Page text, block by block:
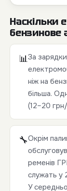
Наскільки
бензинове
📊За
ніж на
більша.
(12–20
🔧Окрім
ременів
служать у
У